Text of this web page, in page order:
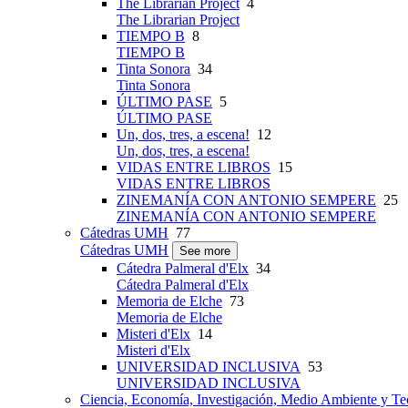
The Librarian Project 4
The Librarian Project
TIEMPO B 8
TIEMPO B
Tinta Sonora 34
Tinta Sonora
ÚLTIMO PASE 5
ÚLTIMO PASE
Un, dos, tres, a escena! 12
Un, dos, tres, a escena!
VIDAS ENTRE LIBROS 15
VIDAS ENTRE LIBROS
ZINEMANÍA CON ANTONIO SEMPERE 25
ZINEMANÍA CON ANTONIO SEMPERE
Cátedras UMH 77
Cátedras UMH
See more
Cátedra Palmeral d'Elx 34
Cátedra Palmeral d'Elx
Memoria de Elche 73
Memoria de Elche
Misteri d'Elx 14
Misteri d'Elx
UNIVERSIDAD INCLUSIVA
53
UNIVERSIDAD INCLUSIVA
Ciencia, Economía, Investigación, Medio Ambiente y